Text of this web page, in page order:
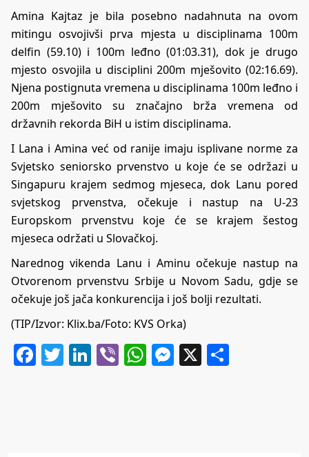
Amina Kajtaz je bila posebno nadahnuta na ovom
mitingu osvojivši prva mjesta u disciplinama 100m
delfin (59.10) i 100m leđno (01:03.31), dok je drugo
mjesto osvojila u disciplini 200m mješovito (02:16.69).
Njena postignuta vremena u disciplinama 100m leđno i
200m mješovito su značajno brža vremena od
državnih rekorda BiH u istim disciplinama.
I Lana i Amina već od ranije imaju isplivane norme za
Svjetsko seniorsko prvenstvo u koje će se održazi u
Singapuru krajem sedmog mjeseca, dok Lanu pored
svjetskog prvenstva, očekuje i nastup na U-23
Europskom prvenstvu koje će se krajem šestog
mjeseca održati u Slovačkoj.
Narednog vikenda Lanu i Aminu očekuje nastup na
Otvorenom prvenstvu Srbije u Novom Sadu, gdje se
očekuje još jača konkurencija i još bolji rezultati.
(TIP/Izvor: Klix.ba/Foto: KVS Orka)
Facebook
Twitter
LinkedIn
ViberWhatsApp
Messenger
X